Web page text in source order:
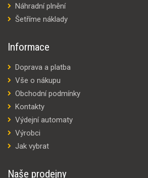
Náhradní plnění
Šetříme náklady
Informace
Doprava a platba
Vše o nákupu
Obchodní podmínky
Kontakty
Výdejní automaty
Výrobci
Jak vybrat
Naše prodejny